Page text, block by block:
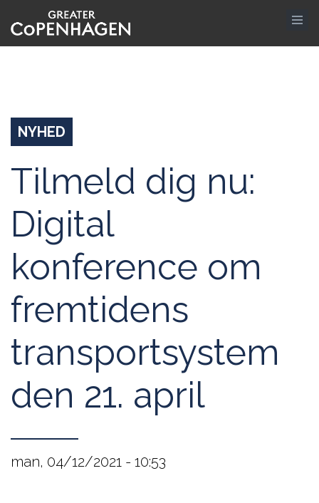
hovedindhold
NYHED
Tilmeld dig nu:
Digital
konference om
fremtidens
transportsystem
den 21. april
man, 04/12/2021 - 10:53